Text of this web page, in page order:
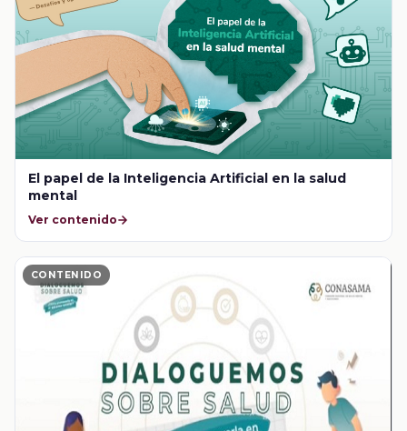
El papel de la Inteligencia Artificial en la salud
mental
Ver contenido
CONTENIDO